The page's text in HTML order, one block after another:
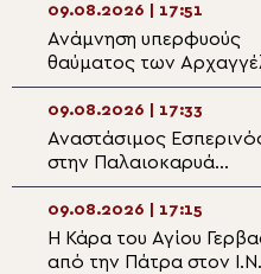
09.08.2026 | 17:51
Ανάμνηση υπερφυούς
θαύματος των
στην Αμβρακιά Θέρμου
09.08.2026 | 17:33
Αναστάσιμος
στην Παλαιοκαρυά
Τριχωνίδος
09.08.2026 | 17:15
Η Κάρα του Αγίου
από την Πάτρα στον Ι.Ν.